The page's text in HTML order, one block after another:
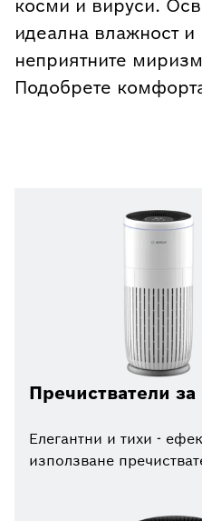
косми и вируси.
идеална влажност и
неприятните
Подобрете
Пречистватели
Елегантни и тихи -
използване